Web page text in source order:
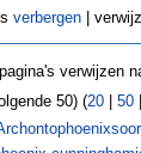
verbergen|
verwijzen
50) (20 50